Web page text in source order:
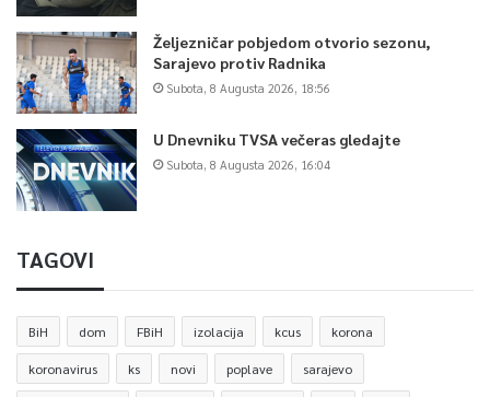
Željezničar pobjedom otvorio sezonu,
Sarajevo protiv Radnika
Subota, 8 Augusta 2026, 18:56
U Dnevniku TVSA večeras gledajte
Subota, 8 Augusta 2026, 16:04
TAGOVI
BiH dom FBiH izolacija kcus korona
koronavirus ks novi poplave sarajevo